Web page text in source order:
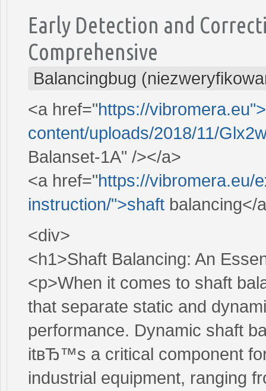
Early Detection and
Comprehensive
Balancingbug
<a href="https://
content/uploads/2018/11/
Balanset-1A" /></a>
<a href="https://vibromera.eu/
instruction/">shaft balancing</
<div>
<h1>Shaft Balancing: An
<p>When it comes to shaft
that separate static and
performance. Dynamic shaft
itвЂ™s a critical component
industrial equipment, ranging